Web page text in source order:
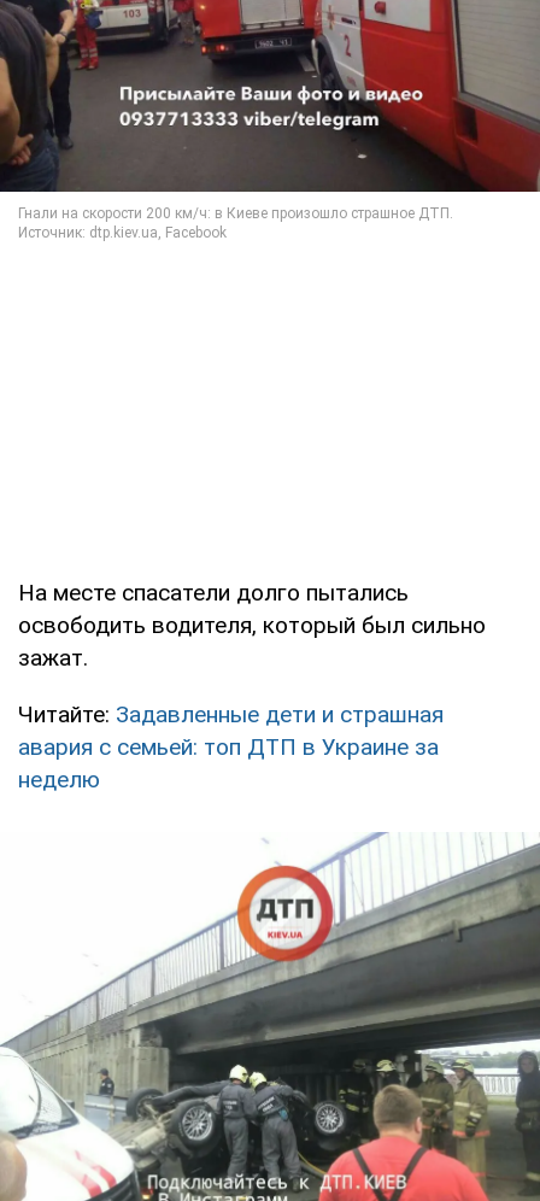
На месте спасатели долго пытались
освободить водителя, который был сильно
зажат.
Читайте: Задавленные дети и страшная
авария с семьей: топ ДТП в Украине за
неделю